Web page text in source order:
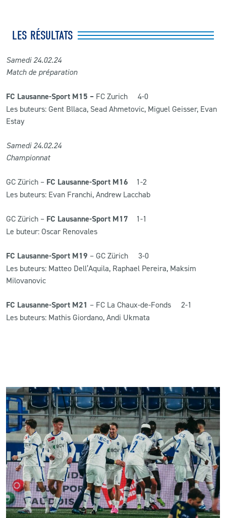
LES RÉSULTATS
Samedi 24.02.24
Match de préparation
FC Lausanne-Sport M15 – FC Zurich 4-0
Les buteurs: Gent Bllaca, Sead Ahmetovic, Miguel Geisser, Evan
Estay
Samedi 24.02.24
Championnat
GC Zürich – FC Lausanne-Sport M16 1-2
Les buteurs: Evan Franchi, Andrew Lacchab
GC Zürich – FC Lausanne-Sport M17 1-1
Le buteur: Oscar Renovales
FC Lausanne-Sport M19 – GC Zürich 3-0
Les buteurs: Matteo Dell’Aquila, Raphael Pereira, Maksim
Milovanovic
FC Lausanne-Sport M21 – FC La Chaux-de-Fonds 2-1
Les buteurs: Mathis Giordano, Andi Ukmata